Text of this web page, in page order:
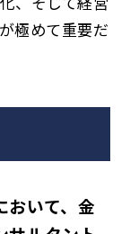
極めて重要だ
おいて、金